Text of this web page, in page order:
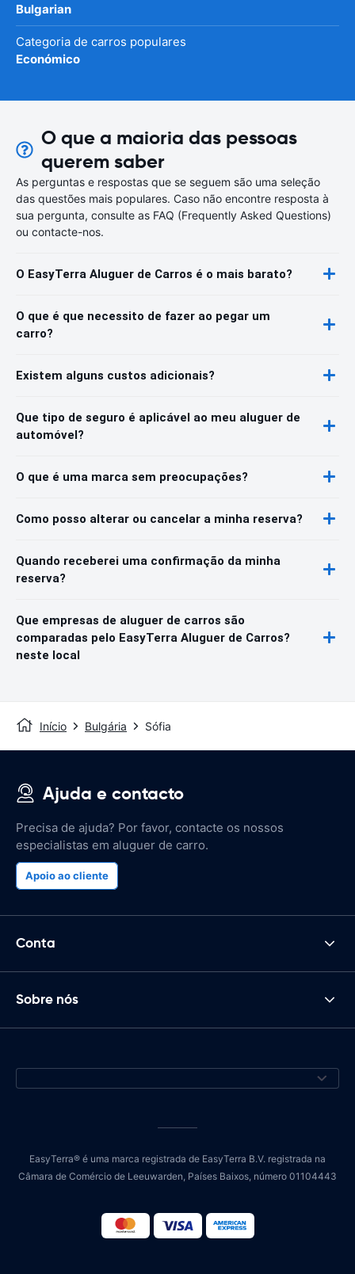
Bulgarian
Categoria de carros populares
Económico
O que a maioria das pessoas
querem saber
As perguntas e respostas que se seguem são uma seleção
das questões mais populares. Caso não encontre resposta à
sua pergunta, consulte as FAQ (Frequently Asked Questions)
ou contacte-nos.
O EasyTerra Aluguer de Carros é o mais barato?
O que é que necessito de fazer ao pegar um
carro?
Existem alguns custos adicionais?
Que tipo de seguro é aplicável ao meu aluguer de
automóvel?
O que é uma marca sem preocupações?
Como posso alterar ou cancelar a minha reserva?
Quando receberei uma confirmação da minha
reserva?
Que empresas de aluguer de carros são
comparadas pelo EasyTerra Aluguer de Carros?
neste local
Início Bulgária Sófia
Ajuda e contacto
Precisa de ajuda? Por favor, contacte os nossos
especialistas em aluguer de carro.
Apoio ao cliente
Conta
Sobre nós
EasyTerra® é uma marca registrada de EasyTerra B.V. registrada na
Câmara de Comércio de Leeuwarden, Países Baixos, número 01104443